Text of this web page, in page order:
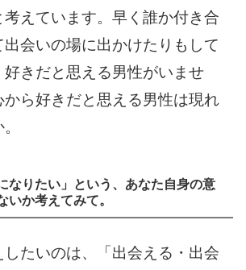
考えています。早く誰か付き合
会いの場に出かけたりもして
きだと思える男性がいませ
から好きだと思える男性は現れ
なりたい」という、あなた自身の意
いか考えてみて。
たいのは、「出会える・出会